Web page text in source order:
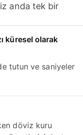
anda tek bir
küresel olarak
tutun ve saniyeler
döviz kuru